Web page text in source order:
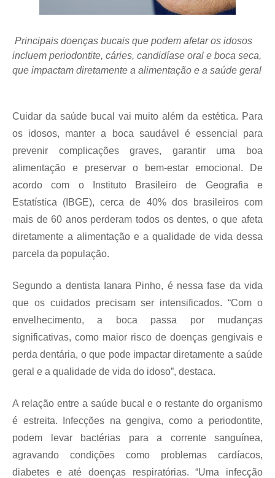
Principais doenças bucais que podem afetar os idosos
incluem periodontite, cáries, candidíase oral e boca seca,
que impactam diretamente a alimentação e a saúde geral
Cuidar da saúde bucal vai muito além da estética. Para
os idosos, manter a boca saudável é essencial para
prevenir complicações graves, garantir uma boa
alimentação e preservar o bem-estar emocional. De
acordo com o Instituto Brasileiro de Geografia e
Estatística (IBGE), cerca de 40% dos brasileiros com
mais de 60 anos perderam todos os dentes, o que afeta
diretamente a alimentação e a qualidade de vida dessa
parcela da população.
Segundo a dentista Ianara Pinho, é nessa fase da vida
que os cuidados precisam ser intensificados. “Com o
envelhecimento, a boca passa por mudanças
significativas, como maior risco de doenças gengivais e
perda dentária, o que pode impactar diretamente a saúde
geral e a qualidade de vida do idoso”, destaca.
A relação entre a saúde bucal e o restante do organismo
é estreita. Infecções na gengiva, como a periodontite,
podem levar bactérias para a corrente sanguínea,
agravando condições como problemas cardíacos,
diabetes e até doenças respiratórias. “Uma infecção